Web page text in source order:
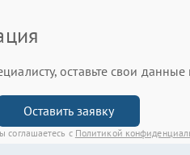
оставьте свои
Оставить заявку
соглашаетесь с Политикой